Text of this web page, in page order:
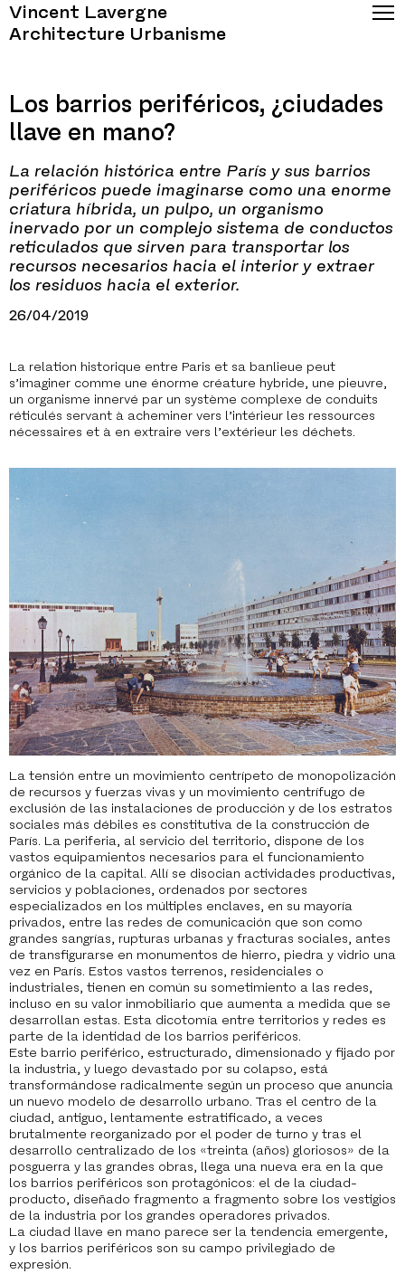
Vincent Lavergne
Architecture Urbanisme
Los barrios periféricos, ¿ciudades
llave en mano?
La relación histórica entre París y sus barrios
periféricos puede imaginarse como una enorme
criatura híbrida, un pulpo, un organismo
inervado por un complejo sistema de conductos
reticulados que sirven para transportar los
recursos necesarios hacia el interior y extraer
los residuos hacia el exterior.
26/04/2019
La relation historique entre Paris et sa banlieue peut
s’imaginer comme une énorme créature hybride, une pieuvre,
un organisme innervé par un système complexe de conduits
réticulés servant à acheminer vers l’intérieur les ressources
nécessaires et à en extraire vers l’extérieur les déchets.
La tensión entre un movimiento centrípeto de monopolización
de recursos y fuerzas vivas y un movimiento centrífugo de
exclusión de las instalaciones de producción y de los estratos
sociales más débiles es constitutiva de la construcción de
París. La periferia, al servicio del territorio, dispone de los
vastos equipamientos necesarios para el funcionamiento
orgánico de la capital. Allí se disocian actividades productivas,
servicios y poblaciones, ordenados por sectores
especializados en los múltiples enclaves, en su mayoría
privados, entre las redes de comunicación que son como
grandes sangrías, rupturas urbanas y fracturas sociales, antes
de transfigurarse en monumentos de hierro, piedra y vidrio una
vez en París. Estos vastos terrenos, residenciales o
industriales, tienen en común su sometimiento a las redes,
incluso en su valor inmobiliario que aumenta a medida que se
desarrollan estas. Esta dicotomía entre territorios y redes es
parte de la identidad de los barrios periféricos.
Este barrio periférico, estructurado, dimensionado y fijado por
la industria, y luego devastado por su colapso, está
transformándose radicalmente según un proceso que anuncia
un nuevo modelo de desarrollo urbano. Tras el centro de la
ciudad, antiguo, lentamente estratificado, a veces
brutalmente reorganizado por el poder de turno y tras el
desarrollo centralizado de los «treinta (años) gloriosos» de la
posguerra y las grandes obras, llega una nueva era en la que
los barrios periféricos son protagónicos: el de la ciudad-
producto, diseñado fragmento a fragmento sobre los vestigios
de la industria por los grandes operadores privados.
La ciudad llave en mano parece ser la tendencia emergente,
y los barrios periféricos son su campo privilegiado de
expresión.